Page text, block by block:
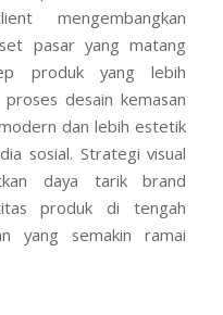
mengembangkan
pasar yang matang
produk yang lebih
desain kemasan
dan lebih estetik
sosial. Strategi visual
daya tarik brand
produk di tengah
yang semakin ramai